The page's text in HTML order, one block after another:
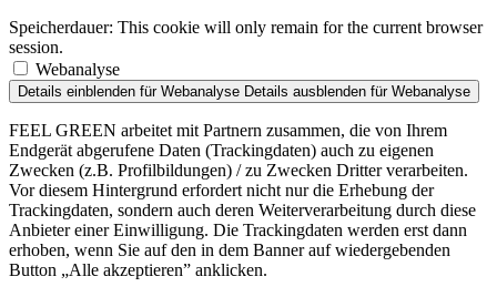
Speicherdauer: This cookie will only remain for the current browser
session.
Webanalyse
Details einblenden für Webanalyse Details ausblenden für Webanalyse
FEEL GREEN arbeitet mit Partnern zusammen, die von Ihrem
Endgerät abgerufene Daten (Trackingdaten) auch zu eigenen
Zwecken (z.B. Profilbildungen) / zu Zwecken Dritter verarbeiten.
Vor diesem Hintergrund erfordert nicht nur die Erhebung der
Trackingdaten, sondern auch deren Weiterverarbeitung durch diese
Anbieter einer Einwilligung. Die Trackingdaten werden erst dann
erhoben, wenn Sie auf den in dem Banner auf wiedergebenden
Button „Alle akzeptieren” anklicken.